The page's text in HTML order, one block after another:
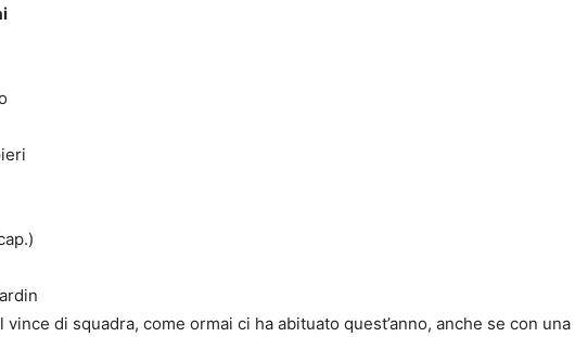
vince di squadra, come ormai ci ha abituato quest’anno, anche se con una